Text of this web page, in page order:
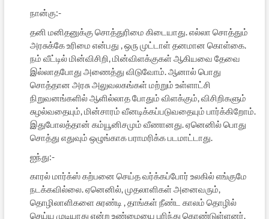
நான்கு:-
தனி மனிதனுக்கு சொத்துரிமை கிடையாது. எல்லா சொத்தும்
அரசுக்கே உரிமை என்பது , ஒரு முட்டாள் தனமான கொள்கை.
நம் வீட்டில் மின்விசிறி, மின்விளக்குகள் ஆகியவை தேவை
இல்லாதபோது அணைத்து விடுவோம். ஆனால் பொது
சொத்தான அரசு அலுவலகங்கள் மற்றும் உள்ளாட்சி
நிறுவனங்களில் ஆளில்லாத போதும் விளக்கும், விசிறிகளும்
சுழல்வதையும், மின்சாரம் வீனடிக்கப்படுவதையும் பார்க்கிறோம்.
இதுபோலத்தான் கம்யூனிசமும் வீணானது. ஏனெனில் பொது
சொத்து எதுவும் ஒழுங்காக பராமரிக்க படமாட்டாது.
ஐந்து:-
காரல் மார்க்ஸ் கற்பனை செய்த வர்க்கப்போர் உலகில் எங்குமே
நடக்கவில்லை. ஏனெனில், முதலாளிகள் அனைவரும்,
தொழிலாளிகளை சுரண்டி , தாங்கள் நீண்ட காலம் தொழில்
செய்ய முடியாது என்ற உண்மையை புரிந்து கொண்டுள்ளனர்.